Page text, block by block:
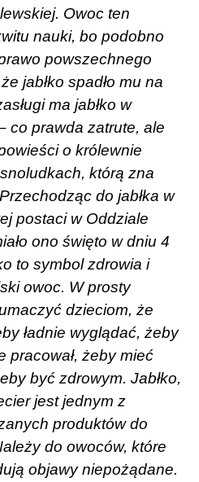
Owoc ten
nauki, bo podobno
powszechnego
jabłko spadło mu na
ma jabłko w
co prawda zatrute, ale
o królewnie
którą zna
do jabłka w
postaci w Oddziale
ono święto w dniu 4
to symbol zdrowia i
owoc. W prosty
dzieciom, że
ładnie wyglądać, żeby
pracował, żeby mieć
być zdrowym. Jabłko,
jest jednym z
produktów do
do owoców, które
objawy niepożądane.